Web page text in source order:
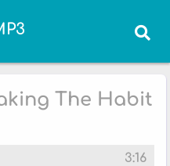
The Habit
3:16